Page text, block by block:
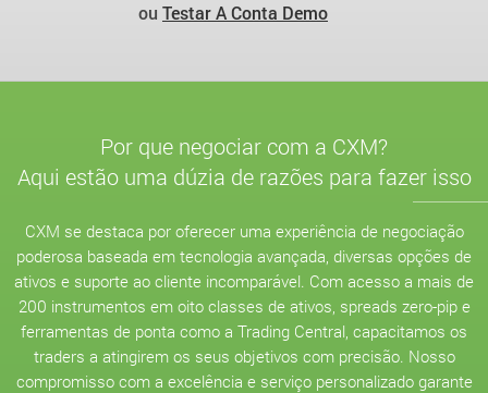
ou Testar A Conta Demo
Por que negociar com a CXM?
Aqui estão uma dúzia de razões para fazer isso
CXM se destaca por oferecer uma experiência de negociação
poderosa baseada em tecnologia avançada, diversas opções de
ativos e suporte ao cliente incomparável. Com acesso a mais de
200 instrumentos em oito classes de ativos, spreads zero-pip e
ferramentas de ponta como a Trading Central, capacitamos os
traders a atingirem os seus objetivos com precisão. Nosso
compromisso com a excelência e serviço personalizado garante